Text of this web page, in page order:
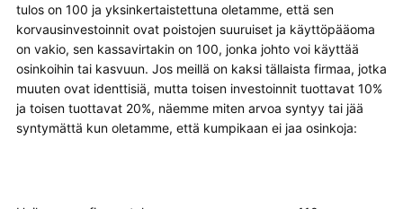
tulos on 100 ja yksinkertaistettuna oletamme, että sen
korvausinvestoinnit ovat poistojen suuruiset ja käyttöpääoma
on vakio, sen kassavirtakin on 100, jonka johto voi käyttää
osinkoihin tai kasvuun. Jos meillä on kaksi tällaista firmaa, jotka
muuten ovat identtisiä, mutta toisen investoinnit tuottavat 10%
ja toisen tuottavat 20%, näemme miten arvoa syntyy tai jää
syntymättä kun oletamme, että kumpikaan ei jaa osinkoja: